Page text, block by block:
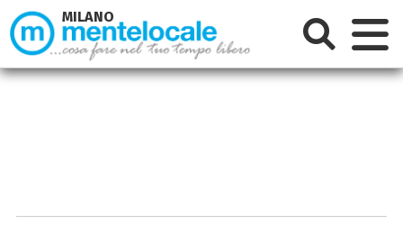
MILANO